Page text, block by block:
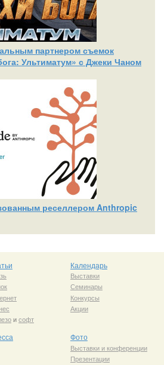
партнером съемок
Ультиматум» с Джеки Чаном
реселлером Anthropic
исофт
Календарь
Выставки
Семинары
Конкурсы
Акции
Фото
Выставки и конференции
Презентации